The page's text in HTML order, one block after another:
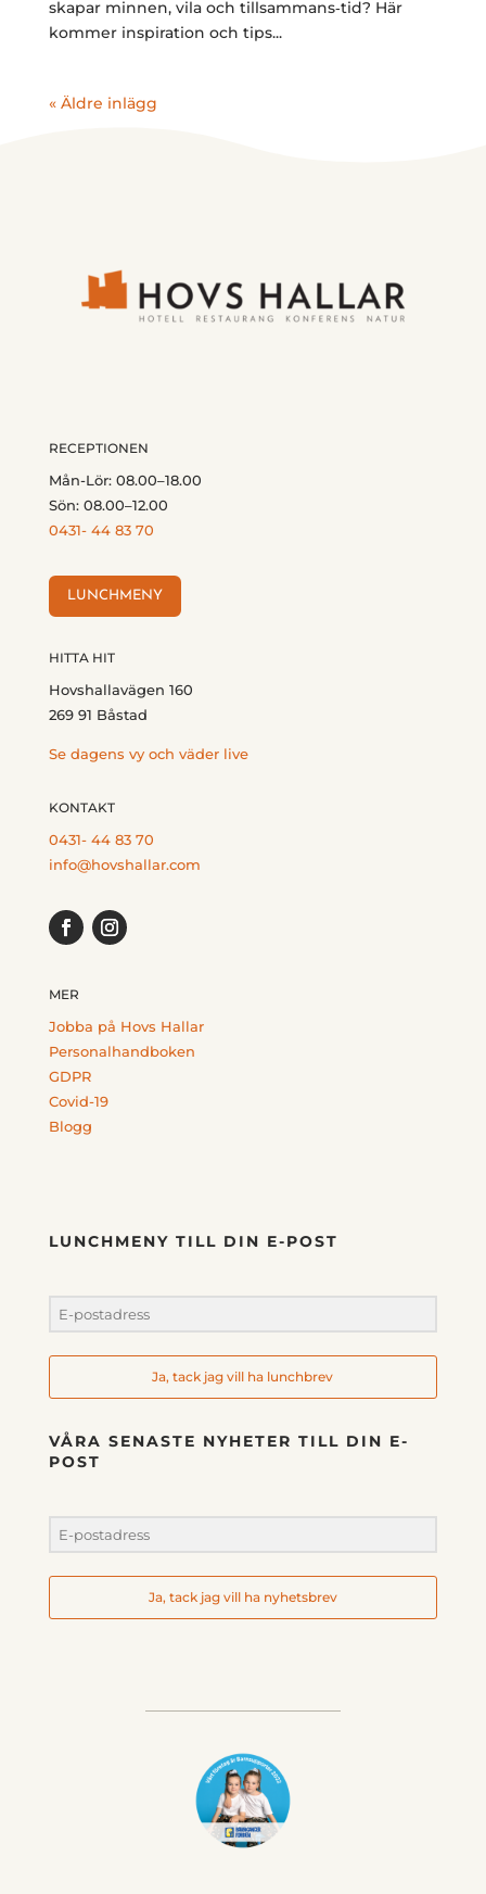
skapar minnen, vila och tillsammans‑tid? Här
kommer inspiration och tips...
« Äldre inlägg
RECEPTIONEN
Mån-Lör: 08.00–18.00
Sön: 08.00–12.00
0431- 44 83 70
LUNCHMENY
HITTA HIT
Hovshallavägen 160
269 91 Båstad
Se dagens vy och väder live
KONTAKT
0431- 44 83 70
info@hovshallar.com
MER
Jobba på Hovs Hallar
Personalhandboken
GDPR
Covid-19
Blogg
LUNCHMENY TILL DIN E-POST
Ja, tack jag vill ha lunchbrev
VÅRA SENASTE NYHETER TILL DIN E-
POST
Ja, tack jag vill ha nyhetsbrev